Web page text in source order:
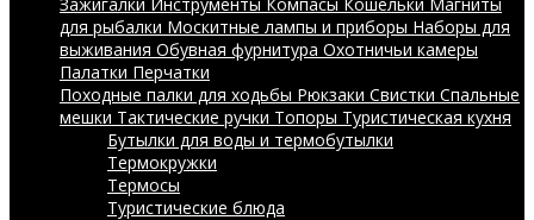
для рыбалки Москитные лампы и приборы Наборы для
выживания Обувная фурнитура Охотничьи камеры
Палатки Перчатки
Походные палки для ходьбы Рюкзаки Свистки Спальные
мешки Тактические ручки Топоры Туристическая кухня
Бутылки для воды и термобутылки
Термокружки
Термосы
Туристические блюда